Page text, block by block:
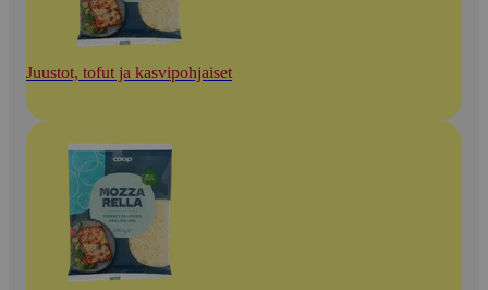
Juustot, tofut ja kasvipohjaiset